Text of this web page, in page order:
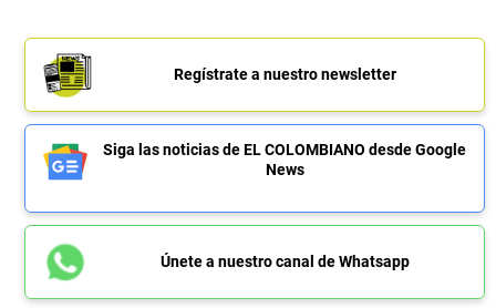
Regístrate a nuestro newsletter
Siga las noticias de EL COLOMBIANO desde Google
News
Únete a nuestro canal de Whatsapp